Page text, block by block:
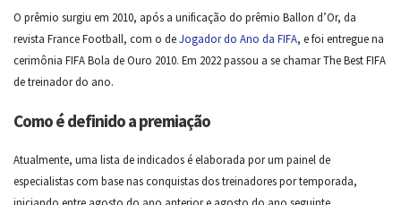
O prêmio surgiu em 2010, após a unificação do prêmio Ballon d’Or, da
revista France Football, com o deJogador do Ano da FIFA, e foi entregue na
cerimônia FIFA Bola de Ouro 2010. Em 2022 passou a se chamar The Best FIFA
de treinador do ano.
Como é definido a premiação
Atualmente, uma lista de indicados é elaborada por um painel de
especialistas com base nas conquistas dos treinadores por temporada,